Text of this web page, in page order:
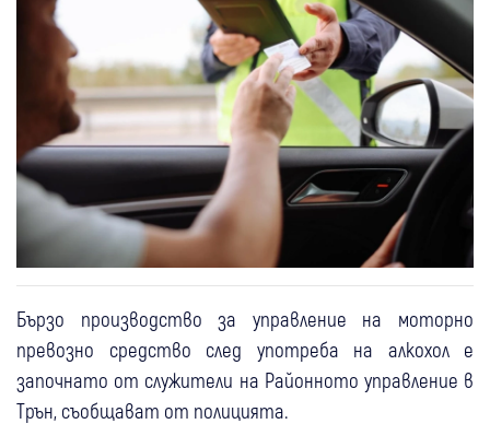
Бързо производство за управление на моторно
превозно средство след употреба на алкохол е
започнато от служители на Районното управление в
Трън, съобщават от полицията.